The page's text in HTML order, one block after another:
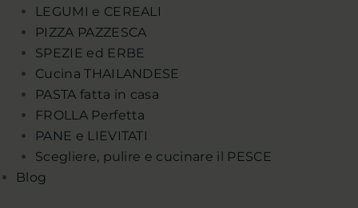
LEGUMI e CEREALI
PIZZA PAZZESCA
SPEZIE ed ERBE
Cucina THAILANDESE
PASTA fatta in casa
FROLLA Perfetta
PANE e LIEVITATI
Scegliere, pulire e cucinare il PESCE
Blog